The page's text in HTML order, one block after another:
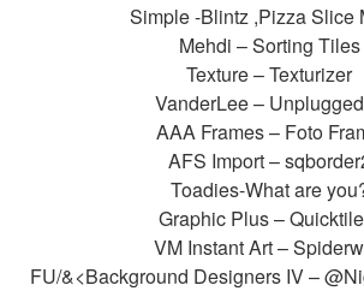
Simple -Blintz ,Pizza Slice
Mehdi – Sorting Tiles
Texture – Texturizer
VanderLee –
AAA Frames – Foto
AFS Import –
Toadies-What are
Graphic Plus –
VM Instant Art –
FU/&<Background Designers IV –